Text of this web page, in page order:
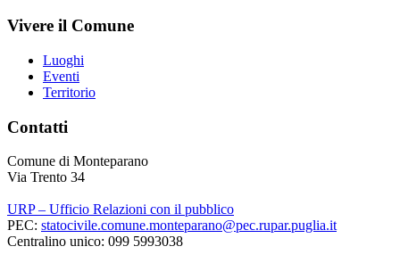
Vivere il Comune
Luoghi
Eventi
Territorio
Contatti
Comune di Monteparano
Via Trento 34
URP – Ufficio Relazioni con il pubblico
PEC: statocivile.comune.monteparano@pec.rupar.puglia.it
Centralino unico: 099 5993038